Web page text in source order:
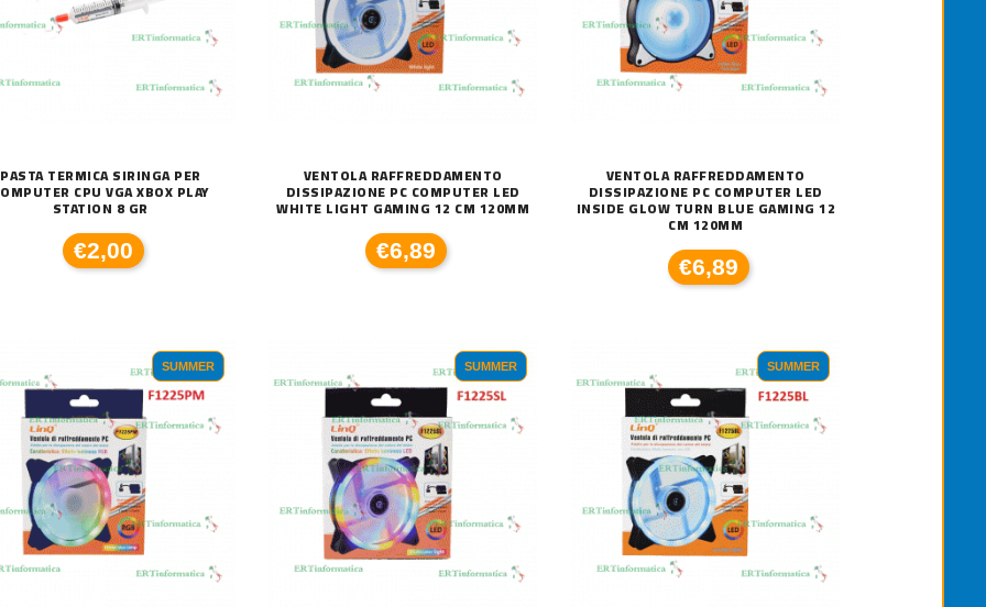
PASTA TERMICA SIRINGA PER
CPU VGA XBOX PLAY
STATION 8 GR
€2,00
VENTOLA RAFFREDDAMENTO
DISSIPAZIONE PC COMPUTER LED
WHITE LIGHT GAMING 12 CM 120MM
€6,89
VENTOLA RAFFREDDAMENTO
DISSIPAZIONE PC COMPUTER LED
INSIDE GLOW TURN BLUE GAMING 12
CM 120MM
€6,89
SUMMER SUMMER SUMMER